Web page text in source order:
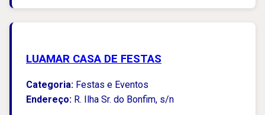
LUAMAR CASA DE FESTAS
Categoria: Festas e Eventos
Endereço: R. Ilha Sr. do Bonfim, s/n